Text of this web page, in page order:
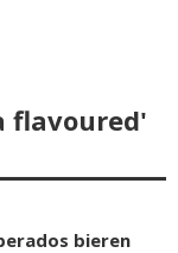
flavoured'
bieren